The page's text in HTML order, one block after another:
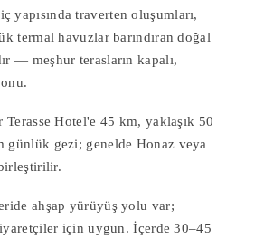
yapısında traverten oluşumları,
termal havuzlar barındıran doğal
— meşhur terasların kapalı,
Terasse Hotel'e 45 km, yaklaşık 50
günlük gezi; genelde Honaz veya
ahşap yürüyüş yolu var;
için uygun. İçerde 30–45